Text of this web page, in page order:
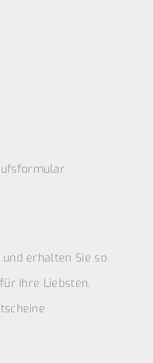
erhalten Sie so
Ihre Liebsten.